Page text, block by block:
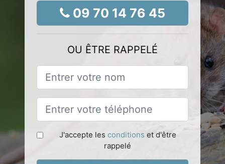
09 70 14 76 45
OU ÊTRE RAPPELÉ
J'accepte les conditions et d'être
rappelé